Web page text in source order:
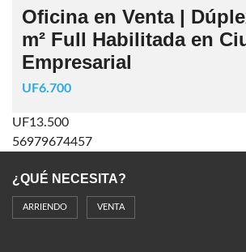
Oficina en Venta |
m² Full Habilitada en
Empresarial
UF6.700
UF13.500
56979674457
¿QUÉ NECESITA?
ARRIENDO VENTA